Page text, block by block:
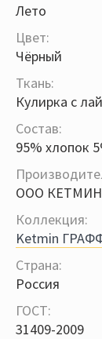
Лето
Цвет:
Чёрный
Ткань:
Кулирка с
Состав:
95% хлопок
ООО КЕТМИН
Коллекция:
Ketmin
Страна:
Россия
ГОСТ:
31409-2009